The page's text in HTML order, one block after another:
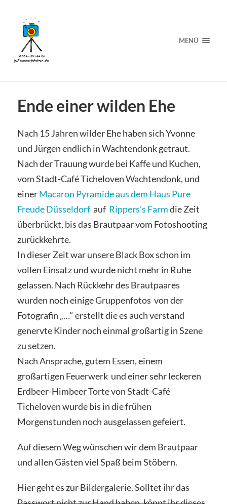
MENÜ
Ende einer wilden Ehe
Nach 15 Jahren wilder Ehe haben sich Yvonne
und Jürgen endlich in Wachtendonk getraut.
Nach der Trauung wurde bei Kaffe und Kuchen,
vom Stadt-Café Ticheloven Wachtendonk, und
einerMacaron Pyramide aus dem Haus Pure
Freude Düsseldorfauf Rippers’s Farmdie Zeit
überbrückt, bis das Brautpaar vom Fotoshooting
zurückkehrte.
In dieser Zeit war unsere Black Box schon im
vollen Einsatz und wurde nicht mehr in Ruhe
gelassen. Nach Rückkehr des Brautpaares
wurden noch einige Gruppenfotos von der
Fotografin „…“ erstellt die es auch verstand
genervte Kinder noch einmal großartig in Szene
zu setzen.
Nach Ansprache, gutem Essen, einem
großartigen Feuerwerk und einer sehr leckeren
Erdbeer-Himbeer Torte von Stadt-Café
Ticheloven wurde bis in die frühen
Morgenstunden noch ausgelassen gefeiert.
Auf diesem Weg wünschen wir dem Brautpaar
und allen Gästen viel Spaß beim Stöbern.
Hier geht es zur Bildergalerie. Solltet ihr das